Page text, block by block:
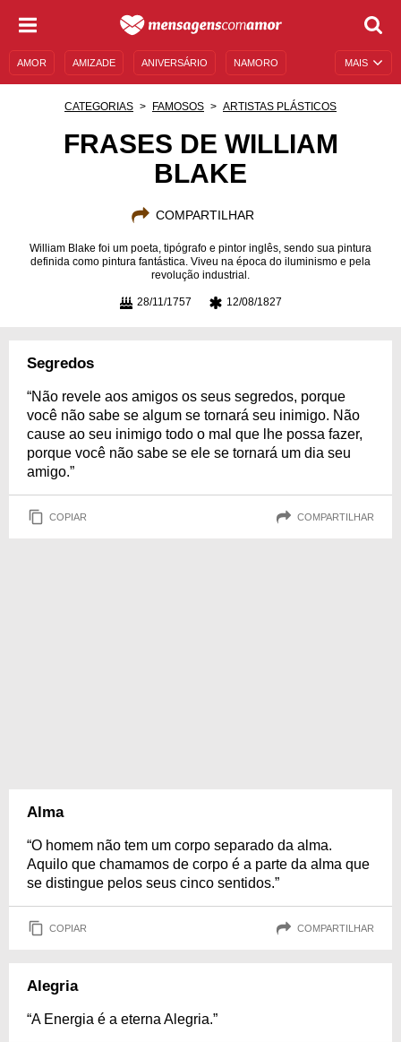
MAIS
AMOR AMIZADE ANIVERSÁRIO NAMORO
MENSAGENS DE ANIVERSÁRIO
CATEGORIAS FAMOSOS ARTISTAS PLÁSTICOS
FRASES DE WILLIAM
BLAKE
COMPARTILHAR
William Blake foi um poeta, tipógrafo e pintor inglês, sendo sua pintura
definida como pintura fantástica. Viveu na época do iluminismo e pela
revolução industrial.
28/11/1757 12/08/1827
Segredos
“Não revele aos amigos os seus segredos, porque
você não sabe se algum se tornará seu inimigo. Não
cause ao seu inimigo todo o mal que lhe possa fazer,
porque você não sabe se ele se tornará um dia seu
amigo.”
COPIAR COMPARTILHAR
Alma
“O homem não tem um corpo separado da alma.
Aquilo que chamamos de corpo é a parte da alma que
se distingue pelos seus cinco sentidos.”
COPIAR COMPARTILHAR
Alegria
“A Energia é a eterna Alegria.”